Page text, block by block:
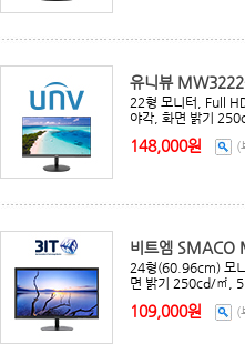
유니뷰
22형 모니터, Full
야각, 화면 밝기
148,000원 (
비트엠 SMACO
24형(60.96cm) 모
면 밝기 250cd/㎡,
109,000원 (